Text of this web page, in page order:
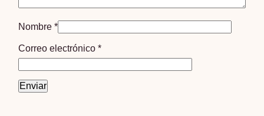
Nombre*
Correo electrónico*